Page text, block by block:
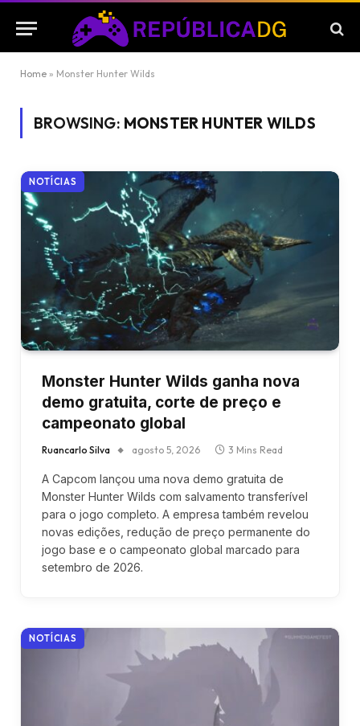
Home » Monster Hunter Wilds
BROWSING: MONSTER HUNTER WILDS
NOTÍCIAS
Monster Hunter Wilds ganha nova
demo gratuita, corte de preço e
campeonato global
Ruancarlo Silva agosto 5, 2026 3 Mins Read
A Capcom lançou uma nova demo gratuita de
Monster Hunter Wilds com salvamento transferível
para o jogo completo. A empresa também revelou
novas edições, redução de preço permanente do
jogo base e o campeonato global marcado para
setembro de 2026.
NOTÍCIAS